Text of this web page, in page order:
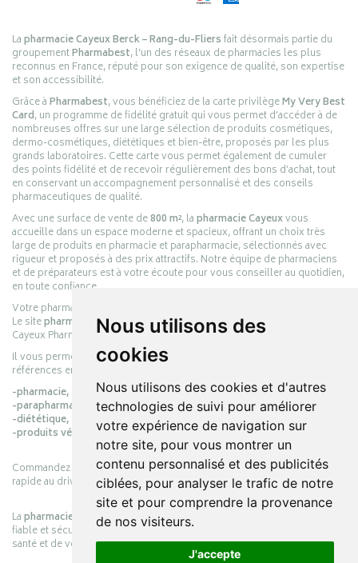
Nous utilisons des
cookies
Nous utilisons des cookies et d'autres
technologies de suivi pour améliorer
votre expérience de navigation sur
notre site, pour vous montrer un
contenu personnalisé et des publicités
ciblées, pour analyser le trafic de notre
site et pour comprendre la provenance
de nos visiteurs.
J'accepte
Lapharmacie Cayeux Berck – Rang-du-Fliersfait désormais partie du
groupementPharmabest, l’un des réseaux de pharmacies les plus
reconnus en France, réputé pour son exigence de qualité, son expertise
et son accessibilité.
Grâce àPharmabest, vous bénéficiez de la carte privilègeMy Very Best
Card, un programme de fidélité gratuit qui vous permet d’accéder à de
nombreuses offres sur une large sélection de produits cosmétiques,
dermo-cosmétiques, diététiques et bien-être, proposés par les plus
grands laboratoires. Cette carte vous permet également de cumuler
des points fidélité et de recevoir régulièrement des bons d’achat, tout
en conservant un accompagnement personnalisé et des conseils
pharmaceutiques de qualité.
Avec une surface de vente de800 m², lapharmacie Cayeuxvous
accueille dans un espace moderne et spacieux, offrant un choix très
large de produits en pharmacie et parapharmacie, sélectionnés avec
rigueur et proposés à des prix attractifs. Notre équipe de pharmaciens
et de préparateurs est à votre écoute pour vous conseiller au quotidien,
en toute confiance.
Votre pharmacie en ligne :
Le sitepharmacie-cayeux.frest le prolongement digital de la pharmacie
Cayeux Pharmabest Berck-sur-Mer – Rang-du-Fliers.
Il vous permet de réaliser vos achats en ligne parmi des milliers de
références en :
-pharmacie,
-parapharmacie,
-diététique,
-produits vétérinaires.
Commandez simplement vos produits en ligne et choisissez le retrait
rapide au drive ou la livraison à domicile, en toute simplicité.
Lapharmacie Cayeuxs’engage à vous offrir une expérience pratique,
fiable et sécurisée, en officine comme en ligne, au service de votre
santé et de votre bien-être.